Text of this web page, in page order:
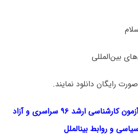
رایگان دانلود نمایند.
ارشد ۹۶ سراسری و آزاد
و روابط بین­الملل